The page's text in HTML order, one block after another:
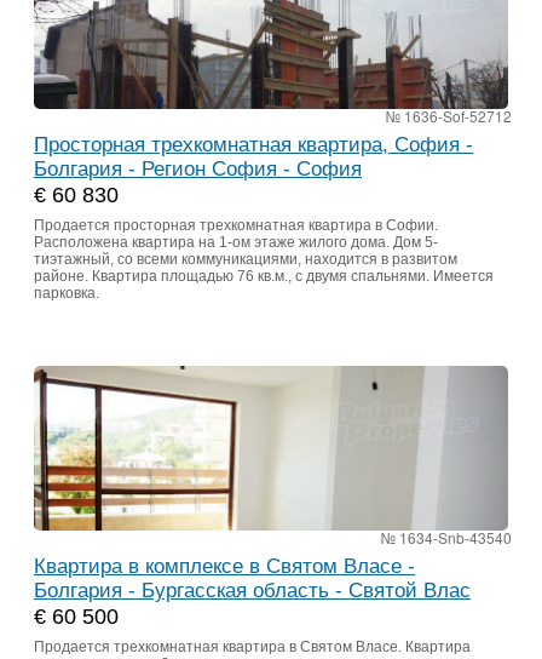
№ 1636-Sof-52712
Просторная трехкомнатная квартира, София -
Болгария - Регион София - София
€ 60 830
Продается просторная трехкомнатная квартира в Софии.
Расположена квартира на 1-ом этаже жилого дома. Дом 5-
тиэтажный, со всеми коммуникациями, находится в развитом
районе. Квартира площадью 76 кв.м., с двумя спальнями. Имеется
парковка.
№ 1634-Snb-43540
Квартира в комплексе в Святом Власе -
Болгария - Бургасская область - Святой Влас
€ 60 500
Продается трехкомнатная квартира в Святом Власе. Квартира